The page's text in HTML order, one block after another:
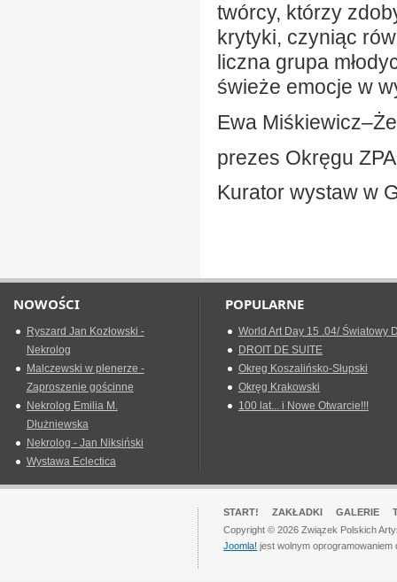
twórcy, którzy
krytyki, czyniąc
liczna grupa
świeże emocje w
Ewa
prezes Okręgu
Kurator wystaw w
NOWOŚCI
Ryszard Jan Kozłowski -
Nekrolog
Malczewski w plenerze -
Zaproszenie gościnne
Nekrolog Emilia M.
Dłużniewska
Nekrolog - Jan Niksiński
Wystawa Eclectica
POPULARNE
World Art Day 15 .04/ Światowy
DROIT DE SUITE
Okreg Koszalińsko-Słupski
Okręg Krakowski
100 lat... i Nowe Otwarcie!!!
START! ZAKŁADKI GALERIE
Copyright © 2026 Związek Polskich
Joomla! jest wolnym